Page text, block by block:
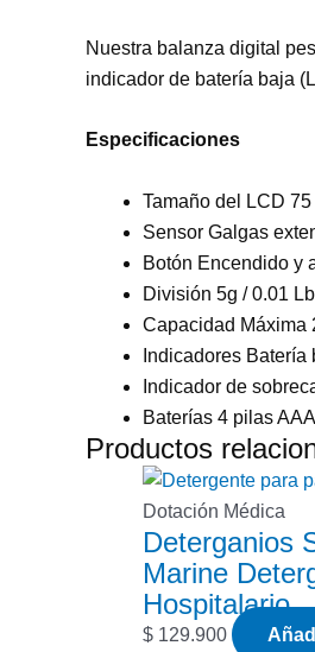
Nuestra balanza digital
indicador de batería baja
Especificaciones
Tamaño del LCD
Sensor Galgas
Botón Encendido y
División 5g / 0.01
Capacidad Máxima
Indicadores Batería
Indicador de
Baterías 4 pilas
Productos
Dotación Médica
Deterganios
Marine
Hospitalario
$ 129.900